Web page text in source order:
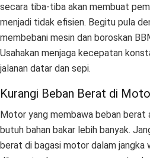
secara tiba-tiba akan membuat
menjadi tidak efisien. Begitu pula
membebani mesin dan boroskan
Usahakan menjaga kecepatan
jalanan datar dan sepi.
Kurangi Beban Berat di
Motor yang membawa beban berat
butuh bahan bakar lebih banyak.
berat di bagasi motor dalam jangka